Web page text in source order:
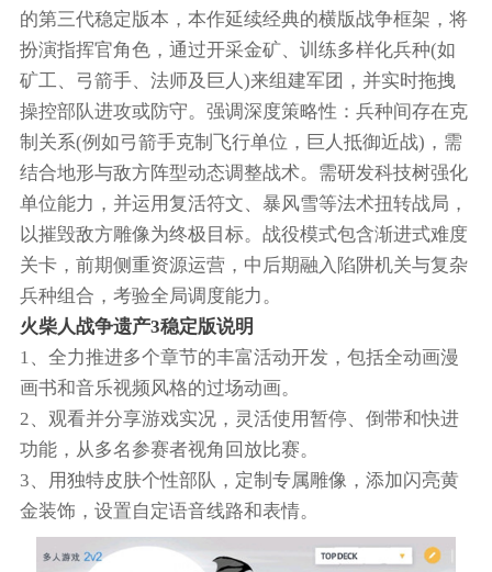
的第三代稳定版本，本作延续经典的横版战争框架，将
扮演指挥官角色，通过开采金矿、训练多样化兵种(如
矿工、弓箭手、法师及巨人)来组建军团，并实时拖拽
操控部队进攻或防守。强调深度策略性：兵种间存在克
制关系(例如弓箭手克制飞行单位，巨人抵御近战)，需
结合地形与敌方阵型动态调整战术。需研发科技树强化
单位能力，并运用复活符文、暴风雪等法术扭转战局，
以摧毁敌方雕像为终极目标。战役模式包含渐进式难度
关卡，前期侧重资源运营，中后期融入陷阱机关与复杂
兵种组合，考验全局调度能力。
火柴人战争遗产3稳定版说明
1、全力推进多个章节的丰富活动开发，包括全动画漫
画书和音乐视频风格的过场动画。
2、观看并分享游戏实况，灵活使用暂停、倒带和快进
功能，从多名参赛者视角回放比赛。
3、用独特皮肤个性部队，定制专属雕像，添加闪亮黄
金装饰，设置自定语音线路和表情。